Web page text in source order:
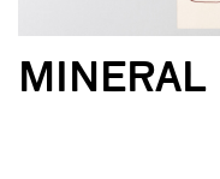
MINERAL